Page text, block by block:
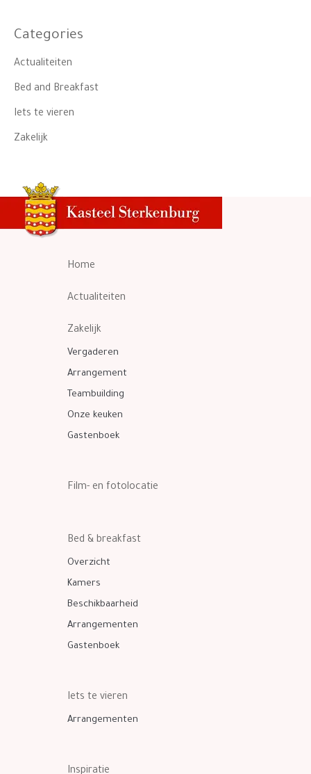
Categories
Actualiteiten
Bed and Breakfast
Iets te vieren
Zakelijk
Home
Actualiteiten
Zakelijk
Vergaderen
Arrangement
Teambuilding
Onze keuken
Gastenboek
Film- en fotolocatie
Bed & breakfast
Overzicht
Kamers
Beschikbaarheid
Arrangementen
Gastenboek
Iets te vieren
Arrangementen
Inspiratie